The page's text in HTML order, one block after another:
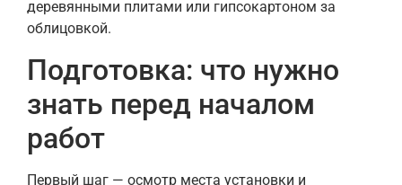
деревянными плитами или гипсокартоном за
облицовкой.
Подготовка: что нужно
знать перед началом
работ
Первый шаг — осмотр места установки и